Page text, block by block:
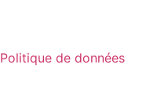
Politique de données